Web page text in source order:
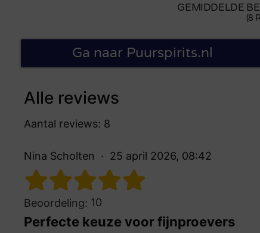
GEMIDDELDE
(8
Ga naar Puurspirits.nl
Alle reviews
Aantal reviews: 8
Nina Scholten 25 april 2026, 08:42
Beoordeling: 10
Perfecte keuze voor fijnproevers